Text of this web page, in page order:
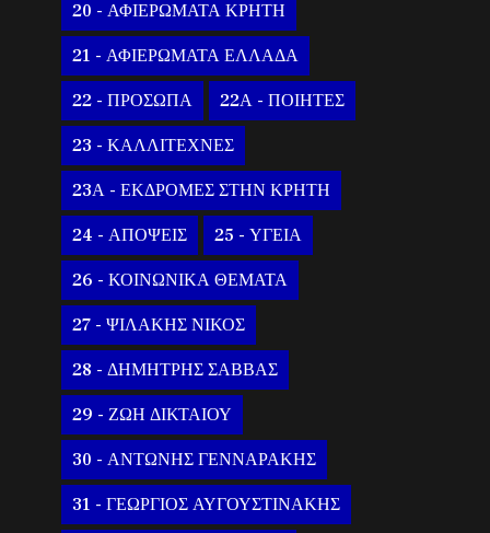
20 - ΑΦΙΕΡΩΜΑΤΑ ΚΡΗΤΗ
21 - ΑΦΙΕΡΩΜΑΤΑ ΕΛΛΑΔΑ
22 - ΠΡΟΣΩΠΑ 22Α - ΠΟΙΗΤΕΣ
23 - ΚΑΛΛΙΤΕΧΝΕΣ
23Α - ΕΚΔΡΟΜΕΣ ΣΤΗΝ ΚΡΗΤΗ
24 - ΑΠΟΨΕΙΣ 25 - ΥΓΕΙΑ
26 - ΚΟΙΝΩΝΙΚΑ ΘΕΜΑΤΑ
27 - ΨΙΛΑΚΗΣ ΝΙΚΟΣ
28 - ΔΗΜΗΤΡΗΣ ΣΑΒΒΑΣ
29 - ΖΩΗ ΔΙΚΤΑΙΟΥ
30 - ΑΝΤΩΝΗΣ ΓΕΝΝΑΡΑΚΗΣ
31 - ΓΕΩΡΓΙΟΣ ΑΥΓΟΥΣΤΙΝΑΚΗΣ